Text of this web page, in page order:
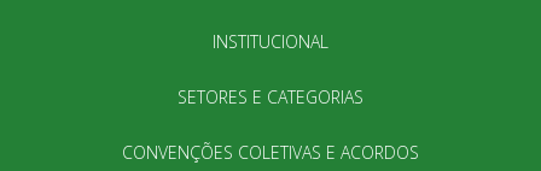
INSTITUCIONAL
SETORES E CATEGORIAS
CONVENÇÕES COLETIVAS E ACORDOS